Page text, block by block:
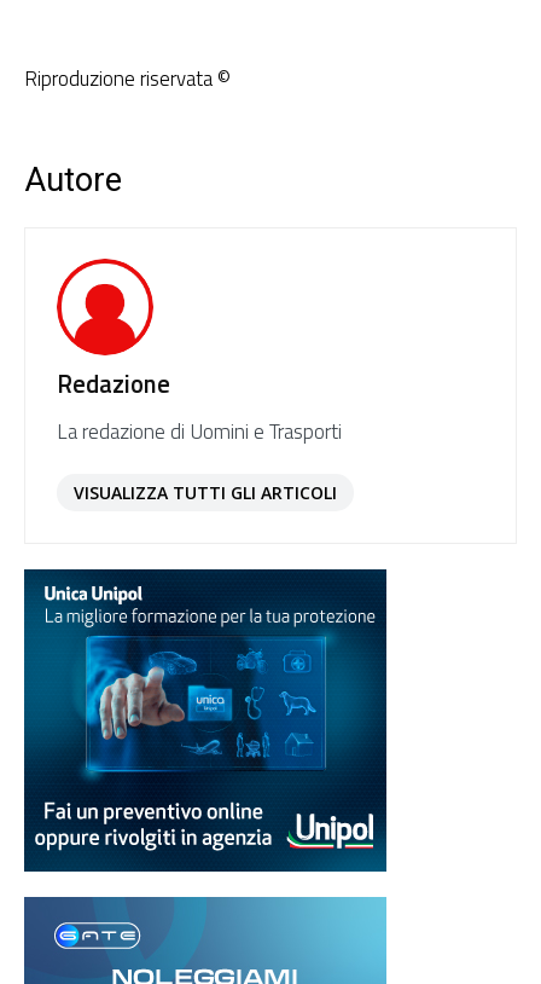
Riproduzione riservata ©
Autore
Redazione
La redazione di Uomini e Trasporti
VISUALIZZA TUTTI GLI ARTICOLI